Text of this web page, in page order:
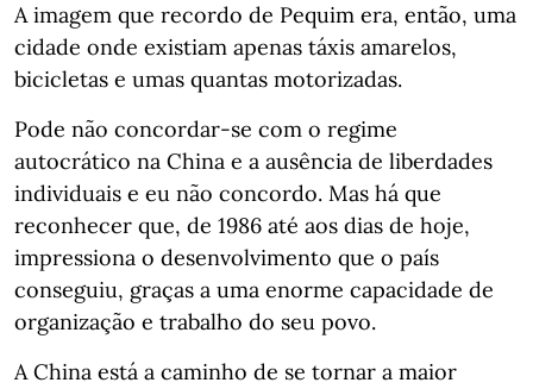
A imagem que recordo de Pequim era, então, uma
cidade onde existiam apenas táxis amarelos,
bicicletas e umas quantas motorizadas.
Pode não concordar-se com o regime
autocrático na China e a ausência de liberdades
individuais e eu não concordo. Mas há que
reconhecer que, de 1986 até aos dias de hoje,
impressiona o desenvolvimento que o país
conseguiu, graças a uma enorme capacidade de
organização e trabalho do seu povo.
A China está a caminho de se tornar a maior